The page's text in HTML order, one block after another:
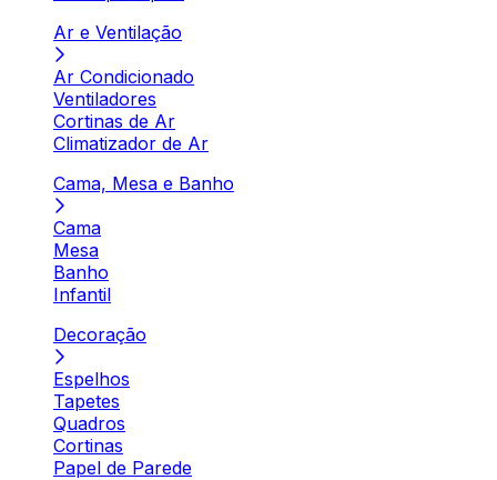
Ar e Ventilação
Ar Condicionado
Ventiladores
Cortinas de Ar
Climatizador de Ar
Cama, Mesa e Banho
Cama
Mesa
Banho
Infantil
Decoração
Espelhos
Tapetes
Quadros
Cortinas
Papel de Parede